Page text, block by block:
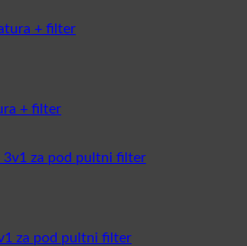
+ filter
za pod pultni filter